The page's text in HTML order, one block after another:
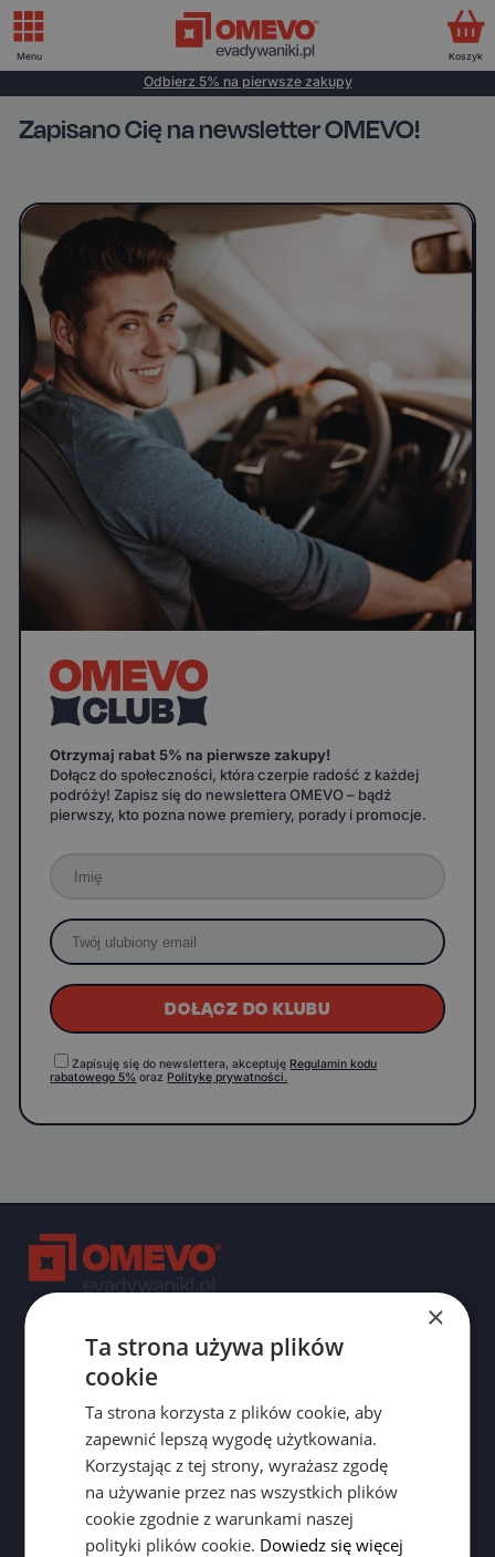
Odbierz 5% na pierwsze zakupy
Zapisano Cię na newsletter OMEVO!
Otrzymaj rabat 5% na pierwsze zakupy!
Dołącz do społeczności, która czerpie radość z każdej
podróży! Zapisz się do newslettera OMEVO – bądź
pierwszy, kto pozna nowe premiery, porady i promocje.
DOŁĄCZ DO KLUBU
Zapisuję się do newslettera, akceptuję Regulamin kodu
rabatowego 5% oraz Politykę prywatności.
Doradca ds. sprzedaży
Pon-Sob: 9:00-17:00
+48 732 125 401
b2c@evadywaniki.pl
Biuro obsługi klienta
Pon-Pt: 8:00-16:00
Menu Koszyk
×
Ta strona używa plików
cookie
Ta strona korzysta z plików cookie, aby
zapewnić lepszą wygodę użytkowania.
Korzystając z tej strony, wyrażasz zgodę
na używanie przez nas wszystkich plików
cookie zgodnie z warunkami naszej
polityki plików cookie. Dowiedz się więcej